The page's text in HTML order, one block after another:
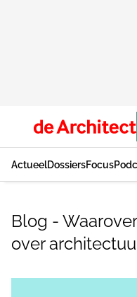
ActueelDossiersFocus
Blog -
over